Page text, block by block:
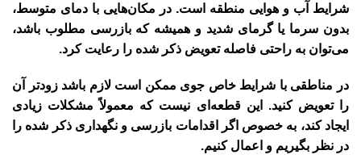
شرایط آب و هوایی منطقه است. در مکان‌هایی با دمای متوسط،
بدون سرما یا گرمای شدید و همیشه که بازرسی مطلوب باشد،
می‌توان به راحتی فاصله تعویض ذکر شده را رعایت کرد.
در مناطقی با شرایط خاص جوی ممکن است لازم باشد زودتر آن
را تعویض کنید. این قطعه‌ای نیست که معمولاً مشکلات زیادی
ایجاد کند، به خصوص اگر اقدامات بازرسی و نگهداری ذکر شده را
در نظر بگیریم و اعمال کنیم.